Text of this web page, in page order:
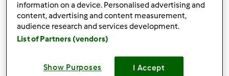
komentarze
agatron
(niezweryfikowany)
information on a device. Personalised advertising and
content, advertising and content measurement,
audience research and services development.
List of Partners (vendors)
Show Purposes I Accept